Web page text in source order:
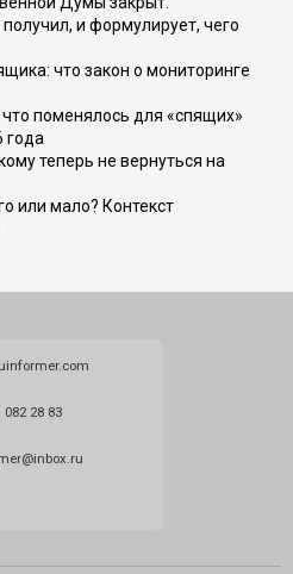
и формулирует, чего
что закон о мониторинге
поменялось для «спящих»
года
теперь не вернуться на
или мало? Контекст
082 28 83